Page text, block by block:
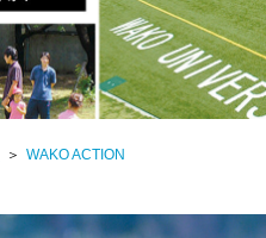
WAKO ACTION